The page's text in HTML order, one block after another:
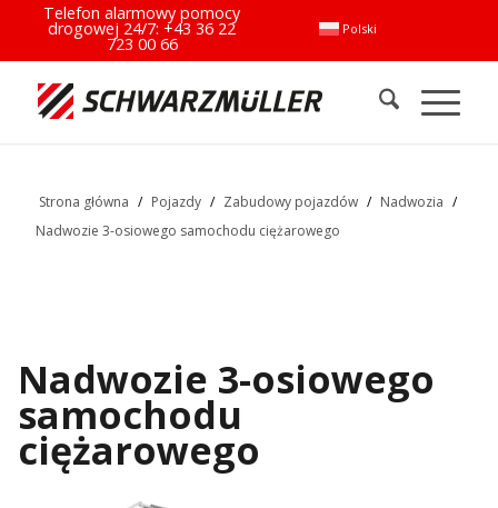
Polski
Telefon alarmowy pomocy
drogowej 24/7:+43 36 22
723 00 66
Strona główna / Pojazdy / Zabudowy pojazdów / Nadwozia /
Nadwozie 3-osiowego samochodu ciężarowego
Nadwozie 3-osiowego
samochodu
ciężarowego